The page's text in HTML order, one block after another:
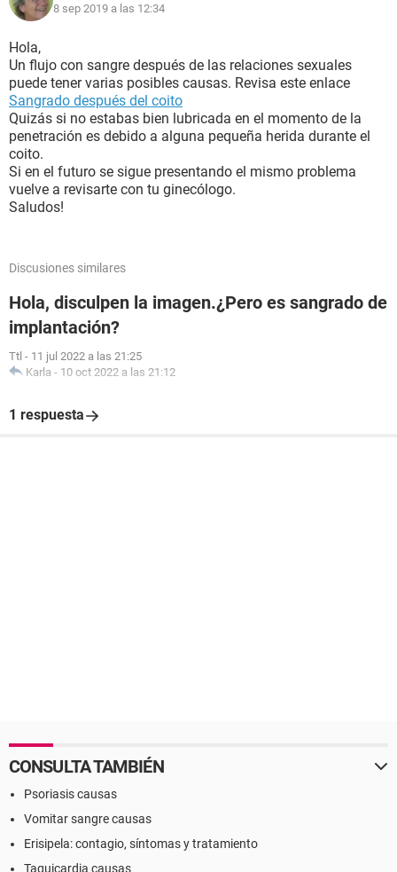
8 sep 2019 a las 12:34
Hola,
Un flujo con sangre después de las relaciones sexuales
puede tener varias posibles causas. Revisa este enlace
Sangrado después del coito
Quizás si no estabas bien lubricada en el momento de la
penetración es debido a alguna pequeña herida durante el
coito.
Si en el futuro se sigue presentando el mismo problema
vuelve a revisarte con tu ginecólogo.
Saludos!
Discusiones similares
Hola, disculpen la imagen.¿Pero es sangrado de
implantación?
Ttl - 11 jul 2022 a las 21:25
Karla - 10 oct 2022 a las 21:12
1 respuesta
CONSULTA TAMBIÉN
Psoriasis causas
Vomitar sangre causas
Erisipela: contagio, síntomas y tratamiento
Taquicardia causas